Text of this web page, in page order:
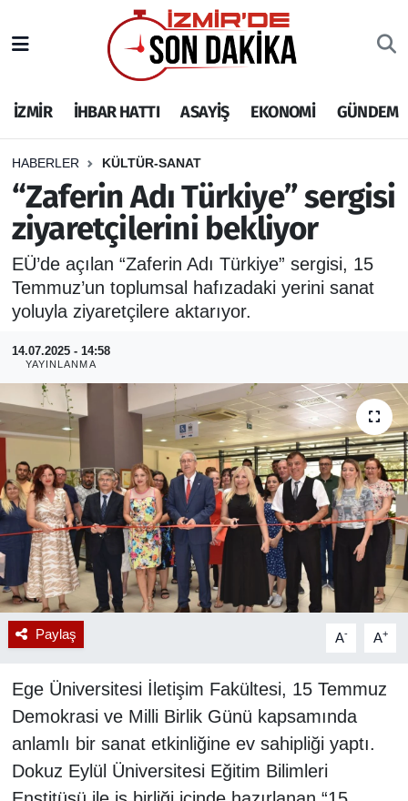
İZMİR İHBAR HATTI ASAYİŞ EKONOMİ GÜNDEM
HABERLER KÜLTÜR-SANAT
“Zaferin Adı Türkiye” sergisi
ziyaretçilerini bekliyor
EÜ’de açılan “Zaferin Adı Türkiye” sergisi, 15
Temmuz’un toplumsal hafızadaki yerini sanat
yoluyla ziyaretçilere aktarıyor.
14.07.2025 - 14:58
YAYINLANMA
Paylaş A- A+
Ege Üniversitesi İletişim Fakültesi, 15 Temmuz
Demokrasi ve Milli Birlik Günü kapsamında
anlamlı bir sanat etkinliğine ev sahipliği yaptı.
Dokuz Eylül Üniversitesi Eğitim Bilimleri
İHBAR HATTI
DEPREM
GENEL
EKONOMİ
SİYASET
SPOR
ASAYİŞ
RESMİ REKLAM
İzmir Nöbetçi Eczaneler
İzmir Hava Durumu
İzmir Namaz Vakitleri
İzmir Trafik Yoğunluk Haritası
Puan Durumu ve Fikstür
Tüm Manşetler
Son Dakika Haberleri
Haber Arşivi